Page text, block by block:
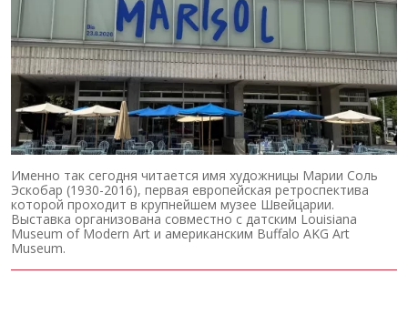
Именно так сегодня читается имя художницы Марии Соль
Эскобар (1930-2016), первая европейская ретроспектива
которой проходит в крупнейшем музее Швейцарии.
Выставка организована совместно с датским Louisiana
Museum of Modern Art и американским Buffalo AKG Art
Museum.